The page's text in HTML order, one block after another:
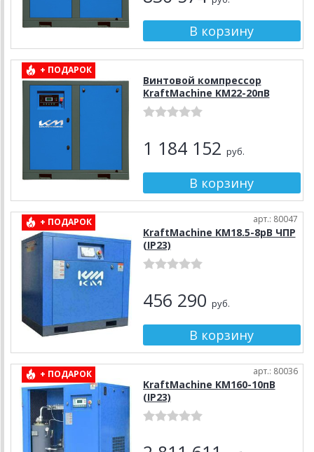
+ ПОДАРОК
Винтовой компрессор
KraftMachine KM22-20пВ
1 184 152 руб.
+ ПОДАРОК арт.: 80047
KraftMachine KM18.5-8рВ ЧПР
(IP23)
456 290 руб.
+ ПОДАРОК арт.: 80036
KraftMachine KM160-10пВ
(IP23)